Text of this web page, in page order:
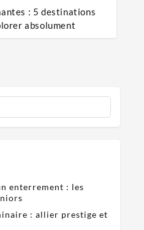
: 5 destinations
absolument
enterrement : les
: allier prestige et